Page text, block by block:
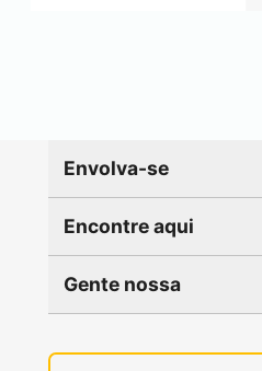
Envolva-se
Encontre aqui
Gente nossa